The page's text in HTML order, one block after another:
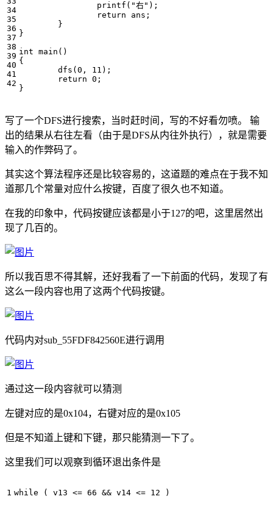
printf ( "右" );
return
ans ;
}
}
int main ()
{
dfs ( 0 , 11 );
return 0 ;
}
写了一个DFS进行搜索，当时赶时间，写的不好看勿喷。 输
出的结果从右往左看（由于是DFS从内往外执行），就是需要
输入的作弊码了。
其实这个算法程序还是比较容易的，这道题的难点在于我不知
道那几个常量对应什么按键，百度了很久也不知道。
在我的印象中，代码按键应该都是小于127的吧，这里居然出
现了几百的。
所以我百思不得其解，还好我看了一下前面的代码，发现了有
这么一段内容也用了这两个代码按键。
代码内对sub_55FDF842560E进行调用
通过这一段内容就可以猜测
左键对应的是0x104，右键对应的是0x105
但是不知道上键和下键，那只能猜测一下了。
这里我们可以观察到循环退出条件是
while ( v13 <= 66 && v14 <= 12 )